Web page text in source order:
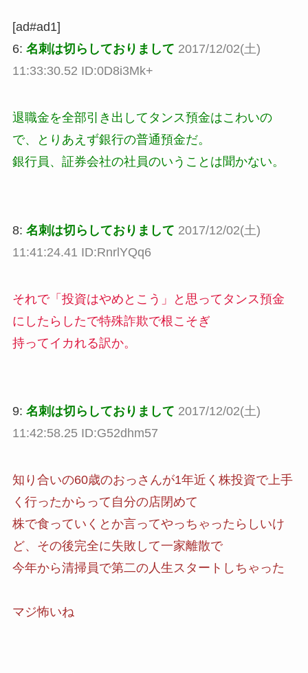
[ad#ad1]
6: 名刺は切らしておりまして 2017/12/02(土)
11:33:30.52 ID:0D8i3Mk+
退職金を全部引き出してタンス預金はこわいの
で、とりあえず銀行の普通預金だ。
銀行員、証券会社の社員のいうことは聞かない。
8: 名刺は切らしておりまして 2017/12/02(土)
11:41:24.41 ID:RnrlYQq6
それで「投資はやめとこう」と思ってタンス預金
にしたらしたで特殊詐欺で根こそぎ
持ってイカれる訳か。
9: 名刺は切らしておりまして 2017/12/02(土)
11:42:58.25 ID:G52dhm57
知り合いの60歳のおっさんが1年近く株投資で上手
く行ったからって自分の店閉めて
株で食っていくとか言ってやっちゃったらしいけ
ど、その後完全に失敗して一家離散で
今年から清掃員で第二の人生スタートしちゃった
マジ怖いね